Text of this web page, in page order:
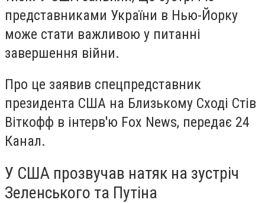
представниками України в Нью-Йорку
може стати важливою у питанні
завершення війни.
Про це заявив спецпредставник
президента США на Близькому Сході Стів
Віткофф в інтерв'ю Fox News, передає 24
Канал.
У США прозвучав натяк на зустріч
Зеленського та Путіна